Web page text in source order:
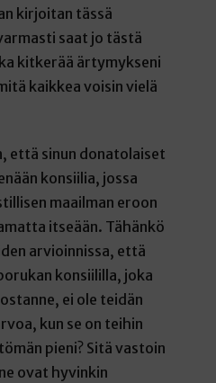
kirjoitan tässä
saat jo tästä
kitkerää ärtymykseni
kaikkea voisin vielä
että sinun donatolaiset
konsiilia, jossa
maailman eroon
itseään. Tähänkö
arvioinnissa, että
konsiililla, joka
ei ole teidän
kun se on teihin
pieni? Sitä vastoin
ovat hyvinkin